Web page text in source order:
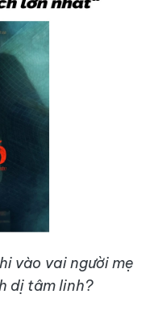
vào vai người mẹ
dị tâm linh?